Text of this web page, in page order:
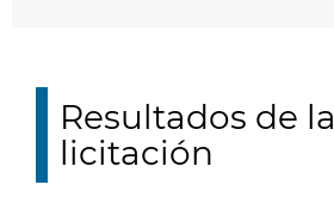
Resultados de la
licitación